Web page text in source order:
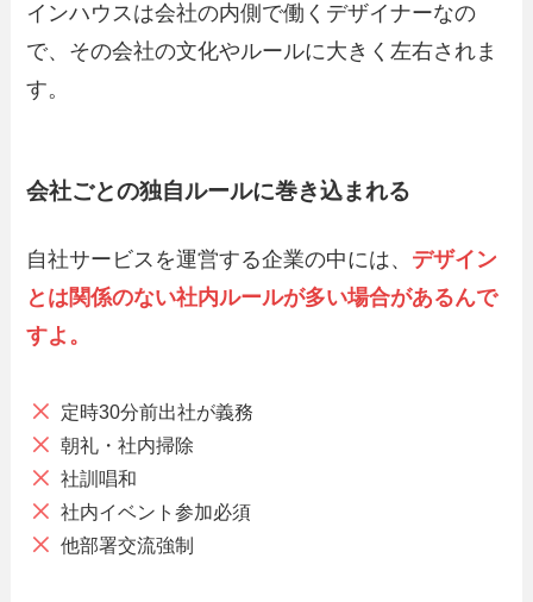
インハウスは会社の内側で働くデザイナーなの
で、その会社の文化やルールに大きく左右されま
す。
会社ごとの独自ルールに巻き込まれる
自社サービスを運営する企業の中には、 デザイン
とは関係のない社内ルールが多い場合があるんで
すよ。
定時30分前出社が義務
朝礼・社内掃除
社訓唱和
社内イベント参加必須
他部署交流強制